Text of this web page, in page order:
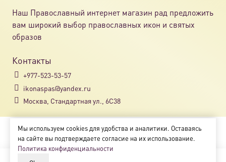
Наш Православный интернет магазин рад предложить
вам широкий выбор православных икон и святых
образов
Контакты
+977-523-53-57
ikonaspas@yandex.ru
Москва, Стандартная ул., 6С38
Copyright © 2018-2025
Магазин православных икон «ikonaspas.ru»
Мы используем cookies для удобства и аналитики. Оставаясь
на сайте вы подтверждаете согласие на их использование.
Политика конфиденциальности